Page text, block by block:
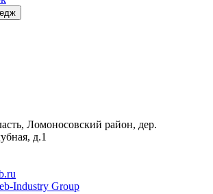
Ломоносовский район, дер.
д.1
Industry Group